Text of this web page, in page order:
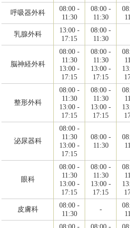
呼吸器外科
08:00 -
11:30
08:00 -
11:30
乳腺外科
13:00 -
17:15
08:00 -
11:30
脳神経外科
08:00 -
11:30
13:00 -
17:15
08:00 -
11:30
13:00 -
17:15
整形外科
08:00 -
11:30
13:00 -
17:15
08:00 -
11:30
13:00 -
17:15
泌尿器科
08:00 -
11:30
13:00 -
17:15
08:00 -
11:30
眼科
08:00 -
11:30
13:00 -
17:15
08:00 -
11:30
13:00 -
17:15
皮膚科
08:00 -
11:30
-